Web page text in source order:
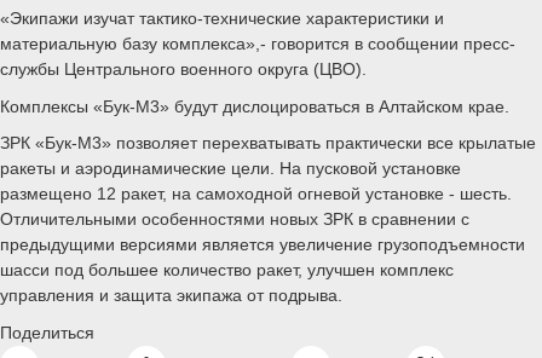
«Экипажи изучат тактико-технические характеристики и
материальную базу комплекса»,- говорится в сообщении пресс-
службы Центрального военного округа (ЦВО).
Комплексы «Бук-М3» будут дислоцироваться в Алтайском крае.
ЗРК «Бук-М3» позволяет перехватывать практически все крылатые
ракеты и аэродинамические цели. На пусковой установке
размещено 12 ракет, на самоходной огневой установке - шесть.
Отличительными особенностями новых ЗРК в сравнении с
предыдущими версиями является увеличение грузоподъемности
шасси под большее количество ракет, улучшен комплекс
управления и защита экипажа от подрыва.
Поделиться